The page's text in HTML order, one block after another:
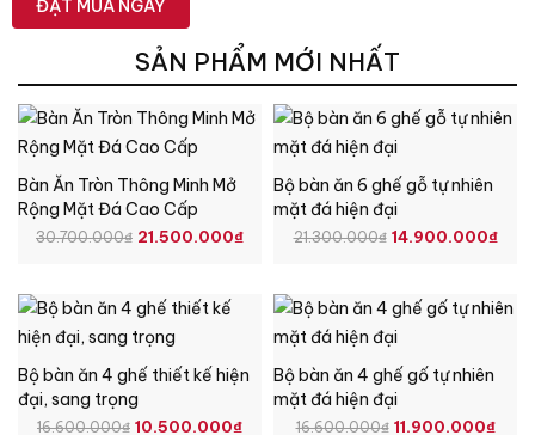
SẢN PHẨM MỚI NHẤT
Bàn Ăn Tròn Thông Minh Mở
Rộng Mặt Đá Cao Cấp
30.700.000₫ Giá
30.700.000₫.
21.500.000₫Giá
21.500.000₫.
Bộ bàn ăn 6 ghế gỗ tự nhiên
mặt đá hiện đại
21.300.000₫ Giá
21.300.000₫.
14.900.000₫Giá
là:
Bộ bàn ăn 4 ghế thiết kế hiện
đại, sang trọng
16.600.000₫ Giá
10.500.000₫Giá
Bộ bàn ăn 4 ghế gố tự nhiên
mặt đá hiện đại
16.600.000₫ Giá
11.900.000₫Giá